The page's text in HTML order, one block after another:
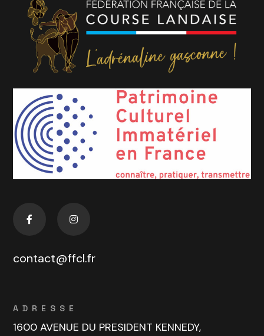
contact@ffcl.fr
ADRESSE
1600 AVENUE DU PRESIDENT KENNEDY,